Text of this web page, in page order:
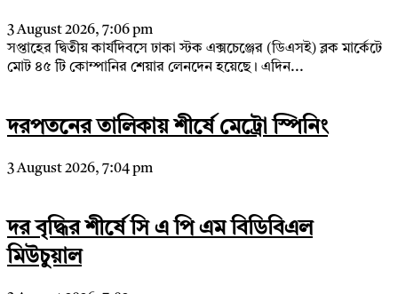
3 August 2026, 7:06 pm
সপ্তাহের দ্বিতীয় কার্যদিবসে ঢাকা স্টক এক্সচেঞ্জের (ডিএসই) ব্লক মার্কেটে
মোট ৪৫ টি কোম্পানির শেয়ার লেনদেন হয়েছে। এদিন...
দরপতনের তালিকায় শীর্ষে মেট্রো স্পিনিং
3 August 2026, 7:04 pm
দর বৃদ্ধির শীর্ষে সি এ পি এম বিডিবিএল
মিউচুয়াল